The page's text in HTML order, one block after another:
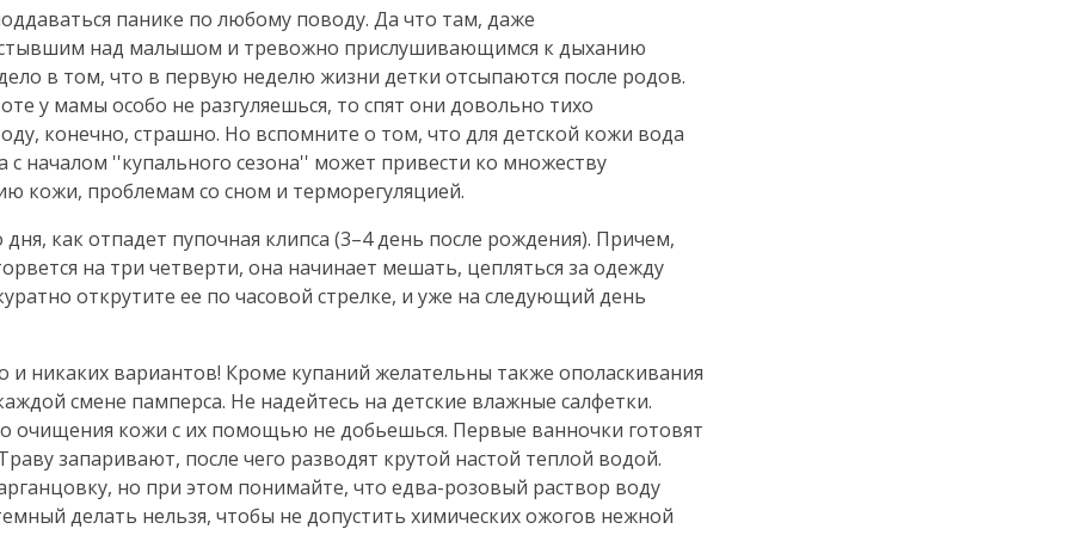
панике по любому поводу. Да что там, даже
над малышом и тревожно прислушивающимся к дыханию
в том, что в первую неделю жизни детки отсыпаются после родов.
у мамы особо не разгуляешься, то спят они довольно тихо
конечно, страшно. Но вспомните о том, что для детской кожи вода
с началом ''купального сезона'' может привести ко множеству
кожи, проблемам со сном и терморегуляцией.
как отпадет пупочная клипса (3–4 день после рождения). Причем,
на три четверти, она начинает мешать, цепляться за одежду
открутите ее по часовой стрелке, и уже на следующий день
никаких вариантов! Кроме купаний желательны также ополаскивания
смене памперса. Не надейтесь на детские влажные салфетки.
очищения кожи с их помощью не добьешься. Первые ванночки готовят
запаривают, после чего разводят крутой настой теплой водой.
но при этом понимайте, что едва-розовый раствор воду
делать нельзя, чтобы не допустить химических ожогов нежной